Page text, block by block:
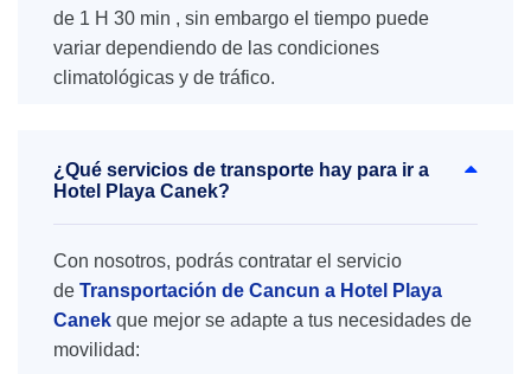
de 1 H 30 min , sin embargo el tiempo puede
variar dependiendo de las condiciones
climatológicas y de tráfico.
¿Qué servicios de transporte hay para ir a
Hotel Playa Canek?
Con nosotros, podrás contratar el servicio
de Transportación de Cancun a Hotel Playa
Canek que mejor se adapte a tus necesidades de
movilidad: